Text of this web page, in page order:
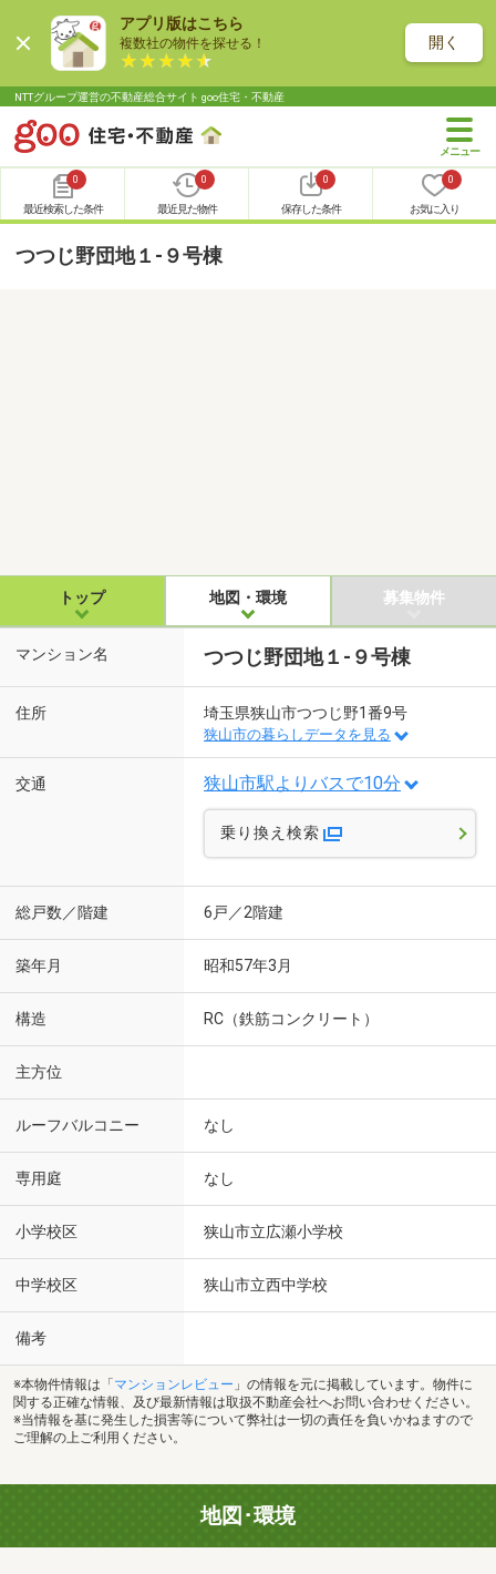
アプリ版はこちら
複数社の物件を探せる！ 開く
NTTグループ運営の不動産総合サイト goo住宅・不動産
0
最近検索した条件
0
最近見た物件
0
保存した条件
0
お気に入り
つつじ野団地１-９号棟
トップ 地図・環境 募集物件
マンション名 つつじ野団地１-９号棟
住所 埼玉県狭山市つつじ野1番9号
狭山市の暮らしデータを見る
交通 狭山市駅よりバスで10分
乗り換え検索
総戸数／階建 6戸／2階建
築年月 昭和57年3月
構造 RC（鉄筋コンクリート）
主方位
ルーフバルコニー なし
専用庭 なし
小学校区 狭山市立広瀬小学校
中学校区 狭山市立西中学校
備考
※本物件情報は「 マンションレビュー 」の情報を元に掲載しています。物件に
関する正確な情報、及び最新情報は取扱不動産会社へお問い合わせください。
※当情報を基に発生した損害等について弊社は一切の責任を負いかねますので
ご理解の上ご利用ください。
地図･環境